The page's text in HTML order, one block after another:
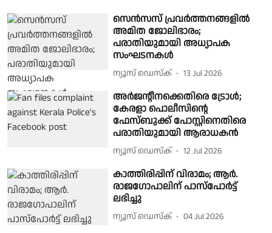
സെൻസസ് പ്രവർത്തനങ്ങളിൽ
അമിത ജോലിഭാരം;
പരാതിയുമായി അധ്യാപക
സംഘടനകൾ
ന്യൂസ് ഡെസ്ക് 13 Jul 2026
അർജൻ്റീനക്കെതിരെ ട്രോൾ;
കേരളാ പൊലീസിൻ്റെ
ഫേസ്ബുക്ക് പോസ്റ്റിനെതിരെ
പരാതിയുമായി ആരാധകൻ
ന്യൂസ് ഡെസ്ക് 12 Jul 2026
കാത്തിരിപ്പിന് വിരാമം; ആര്‍.
രാജഗോപാലിന് പാസ്പോര്‍ട്ട്
ലഭിച്ചു
ന്യൂസ് ഡെസ്ക് 04 Jul 2026